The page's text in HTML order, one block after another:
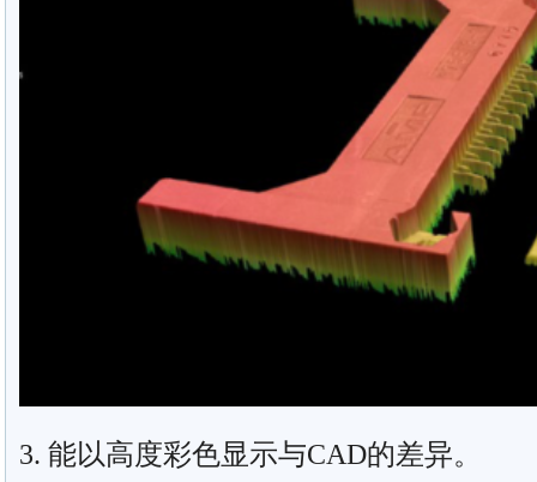
3. 能以高度彩色显示与CAD的差异。